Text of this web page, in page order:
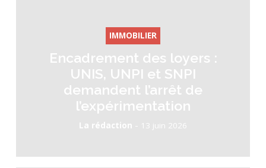
IMMOBILIER
Encadrement des loyers :
UNIS, UNPI et SNPI
demandent l’arrêt de
l’expérimentation
La rédaction - 13 juin 2026